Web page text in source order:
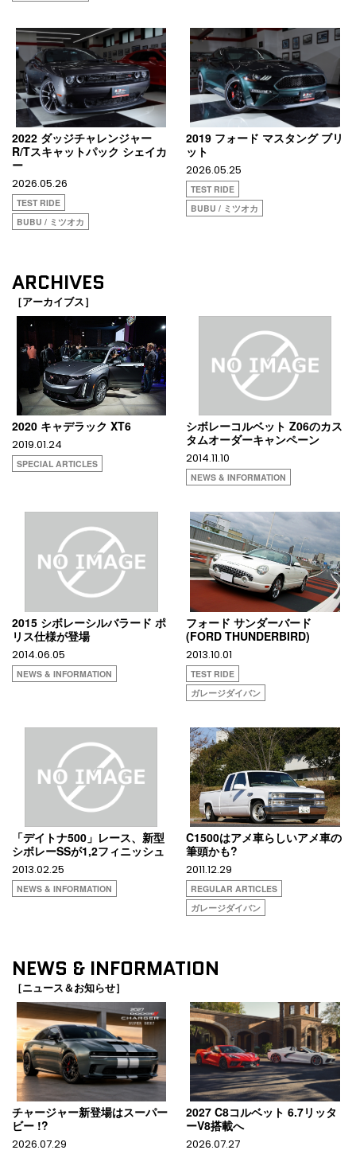
2022 ダッジチャレンジャー
R/Tスキャットパック シェイカ
ー
2026.05.26
TEST RIDE
BUBU / ミツオカ
2019 フォード マスタング ブリ
ット
2026.05.25
TEST RIDE
BUBU / ミツオカ
ARCHIVES
［アーカイブス］
2020 キャデラック XT6
2019.01.24
SPECIAL ARTICLES
シボレーコルベット Z06のカス
タムオーダーキャンペーン
2014.11.10
NEWS & INFORMATION
2015 シボレーシルバラード ポ
リス仕様が登場
2014.06.05
NEWS & INFORMATION
フォード サンダーバード
(FORD THUNDERBIRD)
2013.10.01
TEST RIDE
ガレージダイバン
「デイトナ500」レース、新型
シボレーSSが1,2フィニッシュ
2013.02.25
NEWS & INFORMATION
C1500はアメ車らしいアメ車の
筆頭かも?
2011.12.29
REGULAR ARTICLES
ガレージダイバン
NEWS & INFORMATION
［ニュース＆お知らせ］
チャージャー新登場はスーパー
ビー !?
2026.07.29
2027 C8コルベット 6.7リッタ
ーV8搭載へ
2026.07.27